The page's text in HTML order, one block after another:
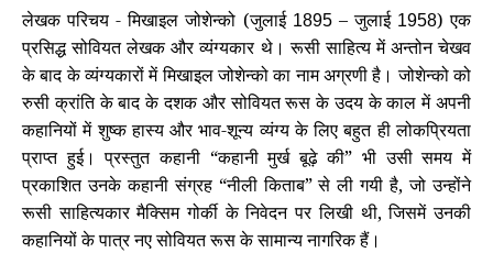
लेखक परिचय - मिखाइल जोशेन्को (जुलाई 1895– जुलाई 1958) एक
प्रसिद्ध सोवियत लेखक और व्यंग्यकार थे। रूसी साहित्य में अन्तोन चेखव
के बाद के व्यंग्यकारों में मिखाइल जोशेन्को का नाम अग्रणी है। जोशेन्को को
रुसी क्रांति के बाद के दशक और सोवियत रूस के उदय के काल में अपनी
कहानियों में शुष्क हास्य और भाव-शून्य व्यंग्य के लिए बहुत ही लोकप्रियता
प्राप्त हुई। प्रस्तुत कहानी “कहानी मुर्ख बूढ़े की” भी उसी समय में
प्रकाशित उनके कहानी संग्रह “नीली किताब” से ली गयी है, जो उन्होंने
रूसी साहित्यकार मैक्सिम गोर्की के निवेदन पर लिखी थी, जिसमें उनकी
कहानियों के पात्र नए सोवियत रूस के सामान्य नागरिक हैं।